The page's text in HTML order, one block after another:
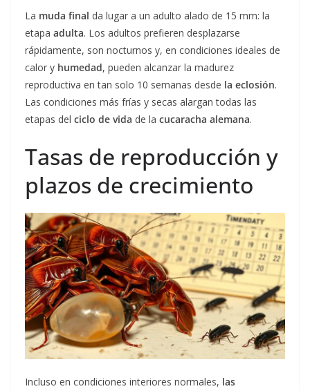
La muda final da lugar a un adulto alado de 15 mm: la
etapa adulta. Los adultos prefieren desplazarse
rápidamente, son nocturnos y, en condiciones ideales de
calor y humedad, pueden alcanzar la madurez
reproductiva en tan solo 10 semanas desde la eclosión.
Las condiciones más frías y secas alargan todas las
etapas del ciclo de vida de la cucaracha alemana.
Tasas de reproducción y
plazos de crecimiento
Incluso en condiciones interiores normales, las